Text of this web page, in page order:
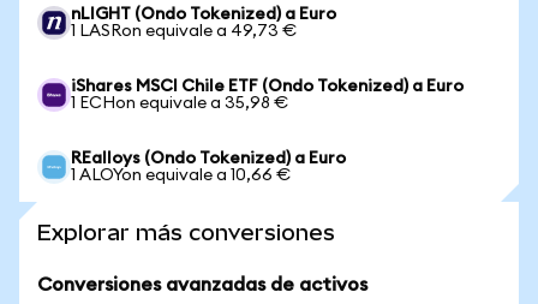
nLIGHT (Ondo Tokenized) a Euro
1 LASRon equivale a 49,73 €
iShares MSCI Chile ETF (Ondo Tokenized) a Euro
1 ECHon equivale a 35,98 €
REalloys (Ondo Tokenized) a Euro
1 ALOYon equivale a 10,66 €
Explorar más conversiones
Conversiones avanzadas de activos